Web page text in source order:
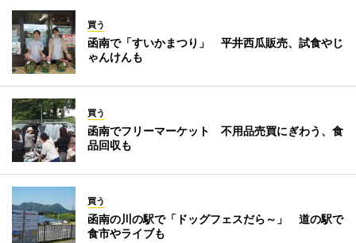
買う
函南で「すいかまつり」 平井西瓜販売、試食やじ
ゃんけんも
買う
函南でフリーマーケット 不用品売買にぎわう、食
品回収も
買う
函南の川の駅で「ドッグフェスだら～」 道の駅で
食市やライブも